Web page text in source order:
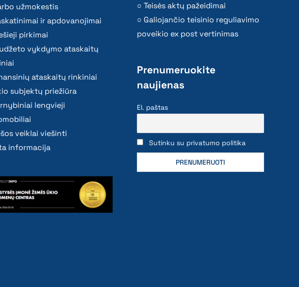
užmokestis
ir apdovanojimai
pirkimai
vykdymo ataskaitų
ataskaitų rinkiniai
subjektų priežiūra
lengvieji
veiklai viešinti
informacija
Teisės aktų pažeidimai
Galiojančio teisinio reguliavimo
poveikio ex post vertinimas
Prenumeruokite
naujienas
El. paštas
Sutinku su privatumo politika